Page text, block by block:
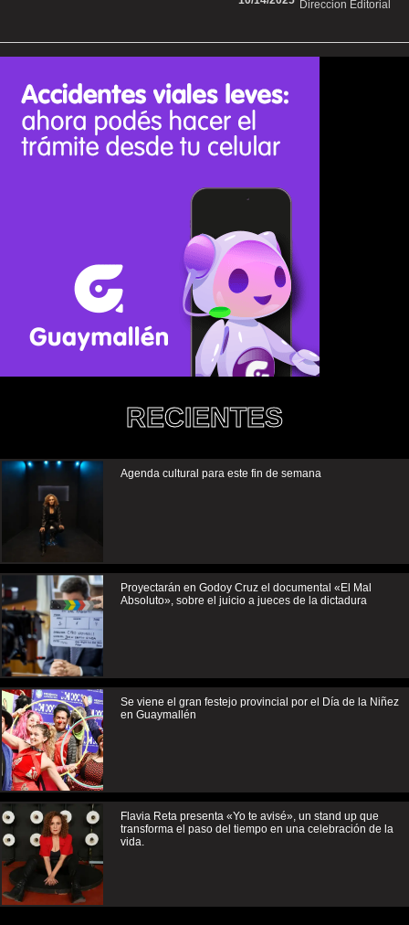
Direccion Editorial
RECIENTES
Agenda cultural para este fin de semana
Proyectarán en Godoy Cruz el documental «El Mal
Absoluto», sobre el juicio a jueces de la dictadura
Se viene el gran festejo provincial por el Día de la Niñez
en Guaymallén
Flavia Reta presenta «Yo te avisé», un stand up que
transforma el paso del tiempo en una celebración de la
vida.